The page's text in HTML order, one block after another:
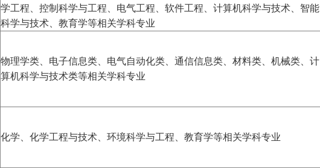
学工程、控制科学与工程、电气工程、软件工程、计算机科学与技术、智能
科学与技术、教育学等相关学科专业
物理学类、电子信息类、电气自动化类、通信信息类、材料类、机械类、计
算机科学与技术类等相关学科专业
化学、化学工程与技术、环境科学与工程、教育学等相关学科专业